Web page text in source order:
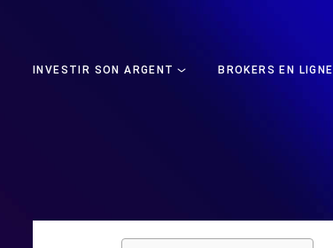
INVESTIR SON ARGENT BROKERS EN LIGNE